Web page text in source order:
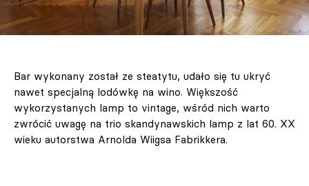
Bar wykonany został ze steatytu, udało się tu ukryć
nawet specjalną lodówkę na wino. Większość
wykorzystanych lamp to vintage, wśród nich warto
zwrócić uwagę na trio skandynawskich lamp z lat 60. XX
wieku autorstwa Arnolda Wiigsa Fabrikkera.